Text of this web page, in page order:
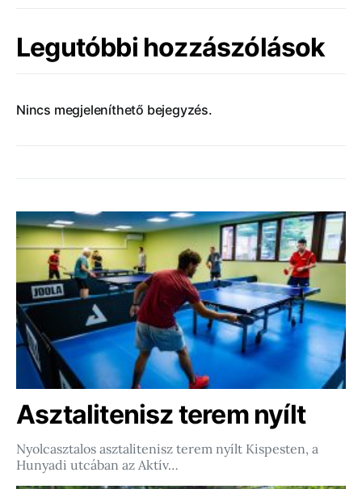
Legutóbbi hozzászólások
Nincs megjeleníthető bejegyzés.
Asztalitenisz terem nyílt
Nyolcasztalos asztalitenisz terem nyílt Kispesten, a
Hunyadi utcában az Aktív…